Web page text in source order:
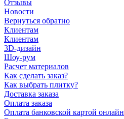
Отзывы
Новости
Вернуться обратно
Клиентам
Клиентам
3D-дизайн
Шоу-рум
Расчет материалов
Как сделать заказ?
Как выбрать плитку?
Доставка заказа
Оплата заказа
Оплата банковской картой онлайн